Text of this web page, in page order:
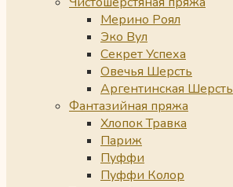
Мерино Роял
Эко Вул
Секрет Успеха
Овечья Шерсть
Аргентинская Шерсть
Фантазийная пряжа
Хлопок Травка
Париж
Пуффи
Пуффи Колор